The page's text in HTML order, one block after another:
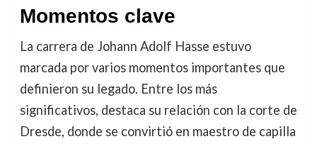
Momentos clave
La carrera de Johann Adolf Hasse estuvo
marcada por varios momentos importantes que
definieron su legado. Entre los más
significativos, destaca su relación con la corte de
Dresde, donde se convirtió en maestro de capilla